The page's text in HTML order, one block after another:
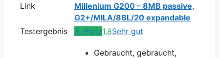
Link
Millenium G200 - 8MB passive,
G2+/MILA/8BL/20 expandable
Testergebnis
3. Platz1,8Sehr gut
Gebraucht, gebraucht,